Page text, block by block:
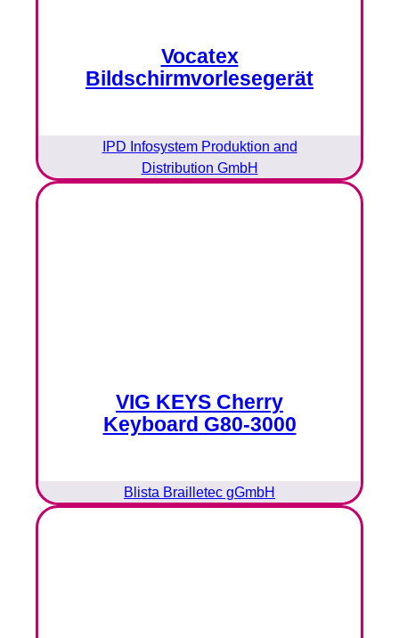
Vocatex
Bildschirmvorlesegerät
IPD Infosystem Produktion and
Distribution GmbH
VIG KEYS Cherry
Keyboard G80-3000
Blista Brailletec gGmbH